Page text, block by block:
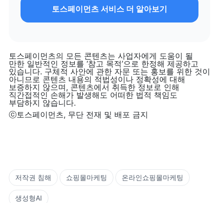
토스페이먼츠 서비스 더 알아보기
토스페이먼츠의 모든 콘텐츠는 사업자에게 도움이 될
만한 일반적인 정보를 ‘참고 목적’으로 한정해 제공하고
있습니다. 구체적 사안에 관한 자문 또는 홍보를 위한 것이
아니므로 콘텐츠 내용의 적법성이나 정확성에 대해
보증하지 않으며, 콘텐츠에서 취득한 정보로 인해
직간접적인 손해가 발생해도 어떠한 법적 책임도
부담하지 않습니다.
ⓒ토스페이먼츠, 무단 전재 및 배포 금지
저작권 침해 쇼핑몰마케팅 온라인쇼핑몰마케팅
생성형AI